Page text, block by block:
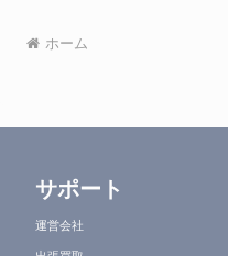
ホーム
サポート
運営会社